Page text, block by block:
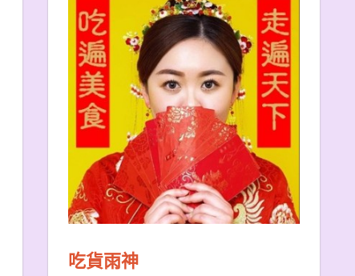
吃貨雨神